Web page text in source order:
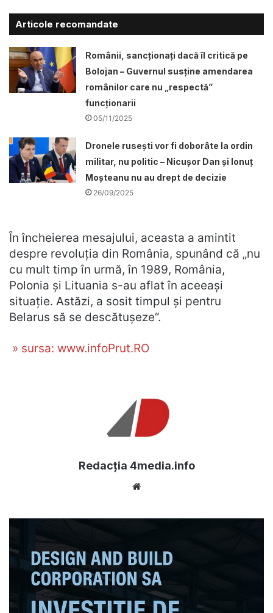
Articole recomandate
Românii, sancționați dacă îl critică pe
Bolojan – Guvernul susține amendarea
românilor care nu „respectă”
funcționarii
05/11/2025
Dronele ruseşti vor fi doborâte la ordin
militar, nu politic – Nicușor Dan și Ionuț
Moșteanu nu au drept de decizie
26/09/2025
În încheierea mesajului, aceasta a amintit
despre revoluția din România, spunând că „nu
cu mult timp în urmă, în 1989, România,
Polonia şi Lituania s-au aflat în aceeaşi
situaţie. Astăzi, a sosit timpul şi pentru
Belarus să se descătuşeze“.
» sursa: www.infoPrut.RO
Redacția 4media.info